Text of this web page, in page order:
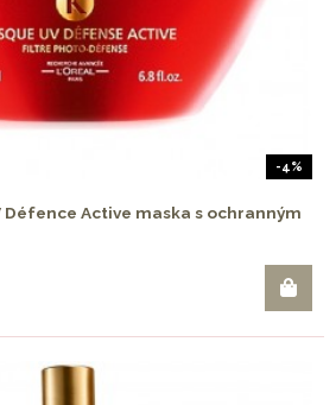
-4%
Défence Active maska s ochranným